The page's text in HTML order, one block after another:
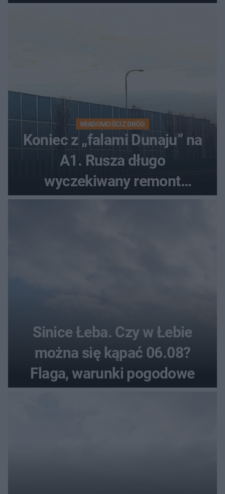
WIADOMOŚCI Z DRÓG
Koniec z „falami Dunaju” na
A1. Rusza długo
wyczekiwany remont
autostrady
Sinice Łeba. Czy w Łebie
można się kąpać 06.08?
Flaga, warunki pogodowe